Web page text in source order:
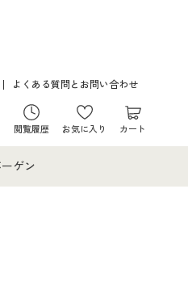
よくある質問とお問い合わせ
閲覧履歴 お気に入り カート
ゲン